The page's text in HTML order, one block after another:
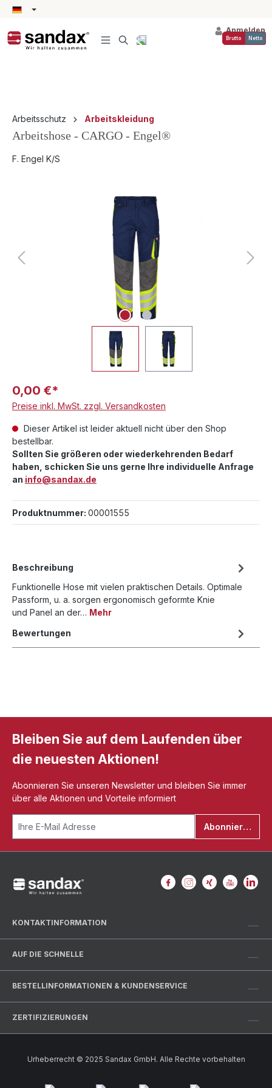
springen
Anmelden
Brutto Netto
Arbeitsschutz Arbeitskleidung
Arbeitshose - CARGO - Engel®
F. Engel K/S
Bildergalerie überspringen
0,00 €*
Preise inkl. MwSt. zzgl. Versandkosten
Dieser Artikel ist leider aktuell nicht über den Shop
bestellbar.
Sollten Sie größeren oder wiederkehrenden Bedarf
haben, schicken Sie uns gerne Ihre individuelle Anfrage
an info@sandax.de
Produktnummer: 00001555
Beschreibung
Funktionelle Hose mit vielen praktischen Details. Optimale
Passform, u. a. sorgen ergonomisch geformte Knie
und Panel an der… Mehr
Bewertungen
Bleiben Sie auf dem Laufenden über
die neuesten Aktionen!
Abonnieren Sie unseren Newsletter und bleiben Sie immer
über alle Aktionen und Vorteile informiert
Abonnieren
KONTAKTINFORMATION
AUF DIE SCHNELLE
BESTELLINFORMATIONEN & KUNDENSERVICE
ZERTIFIZIERUNGEN
Urheberrecht © 2025 Sandax GmbH. Alle Rechte vorbehalten